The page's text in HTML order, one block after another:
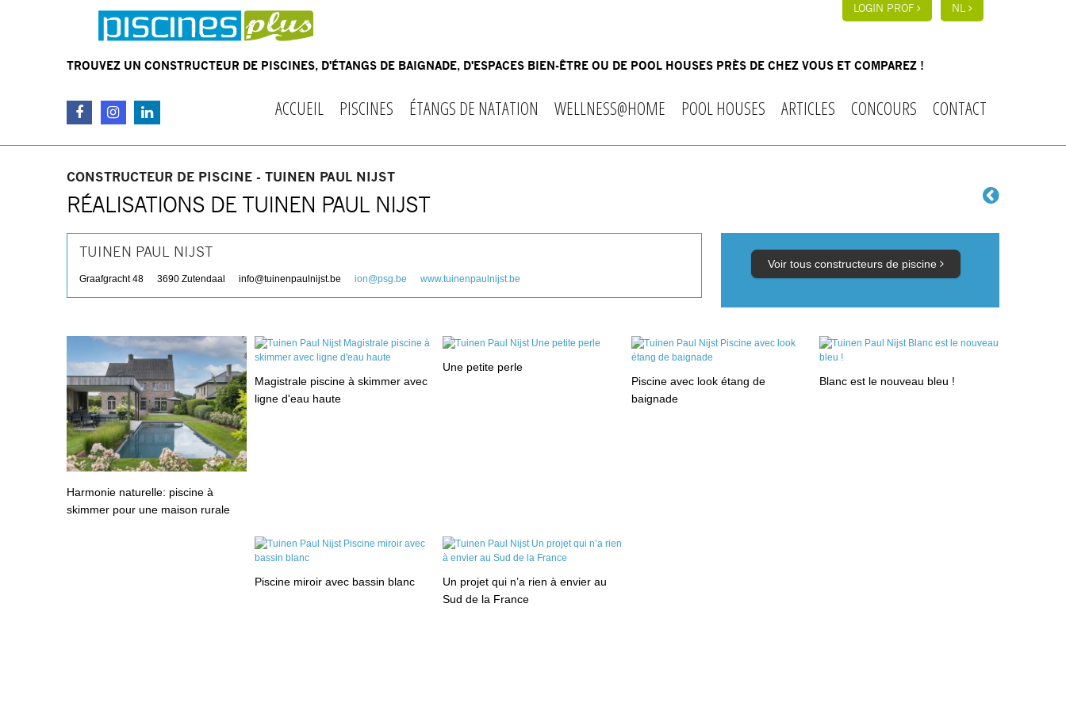
LOGIN PROF NL
TROUVEZ UN CONSTRUCTEUR DE PISCINES, D'ÉTANGS DE BAIGNADE, D'ESPACES BIEN-ÊTRE OU DE POOL HOUSES PRÈS DE CHEZ VOUS ET COMPAREZ !
ACCUEIL PISCINES ÉTANGS DE NATATION WELLNESS@HOME POOL HOUSES ARTICLES CONCOURS CONTACT
CONSTRUCTEUR DE PISCINE - TUINEN PAUL NIJST
RÉALISATIONS DE TUINEN PAUL NIJST
TUINEN PAUL NIJST
Graafgracht 48 3690 Zutendaal info@tuinenpaulnijst.be ion@psg.be www.tuinenpaulnijst.be
Voir tous constructeurs de piscine
Harmonie naturelle: piscine à
skimmer pour une maison rurale
Magistrale piscine à skimmer avec
ligne d'eau haute
Une petite perle
Piscine avec look étang de
baignade
Blanc est le nouveau bleu !
Piscine miroir avec bassin blanc
Un projet qui n’a rien à envier au
Sud de la France